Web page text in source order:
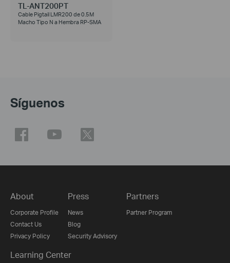
TL-ANT200PT
Cable Pigtail LMR200 de 0.5M
Macho Tipo N a Hembra RP-SMA
Síguenos
About
Corporate Profile
Contact Us
Privacy Policy
Press
News
Blog
Security Advisory
Partners
Partner Program
Learning Center